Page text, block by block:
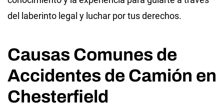
del laberinto legal y luchar por tus derechos.
Causas Comunes de
Accidentes de Camión en
Chesterfield